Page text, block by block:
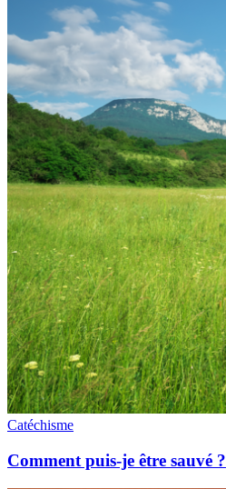
Catéchisme
Comment puis-je être sauvé ?